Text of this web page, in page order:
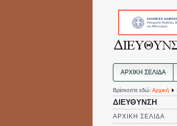
ΑΡΧΙΚΗ ΣΕΛΙΔΑ
Βρίσκεστε εδώ: Αρχική
ΔΙΕΥΘΥΝΣΗ
ΑΡΧΙΚΗ ΣΕΛΙΔΑ